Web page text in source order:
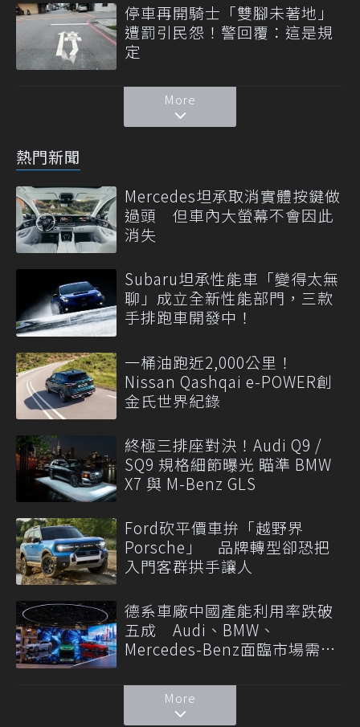
停車再開騎士「雙腳未著地」
遭罰引民怨！警回覆：這是規
定
More
熱門新聞
Mercedes坦承取消實體按鍵做
過頭 但車內大螢幕不會因此
消失
Subaru坦承性能車「變得太無
聊」成立全新性能部門，三款
手排跑車開發中！
一桶油跑近2,000公里！
Nissan Qashqai e-POWER創
金氏世界紀錄
終極三排座對決！Audi Q9 /
SQ9 規格細節曝光 瞄準 BMW
X7 與 M-Benz GLS
Ford砍平價車拚「越野界
Porsche」 品牌轉型卻恐把
入門客群拱手讓人
德系車廠中國產能利用率跌破
五成 Audi、BMW、
Mercedes-Benz面臨市場需求
More